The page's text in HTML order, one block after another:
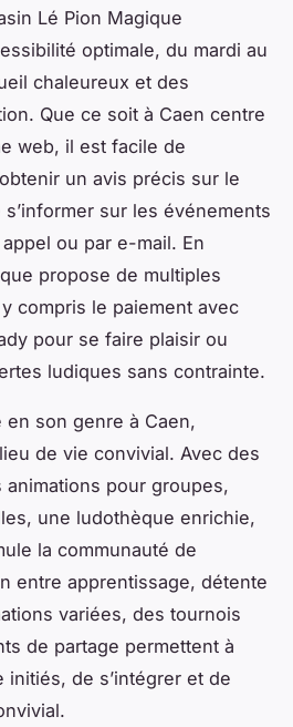
Lé Pion Magique
optimale, du mardi au
chaleureux et des
Que ce soit à Caen centre
web, il est facile de
un avis précis sur le
sur les événements
ou par e-mail. En
propose de multiples
compris le paiement avec
pour se faire plaisir ou
ludiques sans contrainte.
son genre à Caen,
de vie convivial. Avec des
pour groupes,
une ludothèque enrichie,
la communauté de
entre apprentissage, détente
variées, des tournois
de partage permettent à
de s’intégrer et de